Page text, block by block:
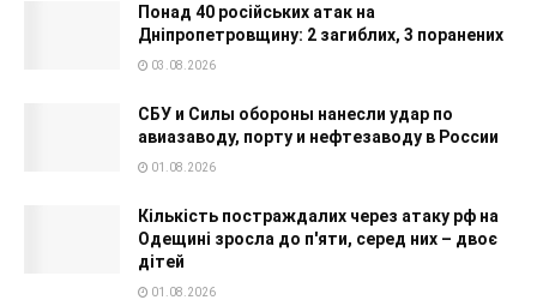
Понад 40 російських атак на
Дніпропетровщину: 2 загиблих, 3 поранених
03.08.2026
СБУ и Силы обороны нанесли удар по
авиазаводу, порту и нефтезаводу в России
01.08.2026
Кількість постраждалих через атаку рф на
Одещині зросла до п'яти, серед них – двоє
дітей
01.08.2026